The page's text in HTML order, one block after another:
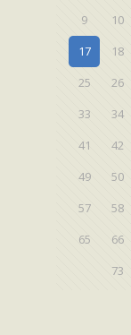
9
10
17
18
25
26
33
34
41
42
49
50
57
58
65
66
73